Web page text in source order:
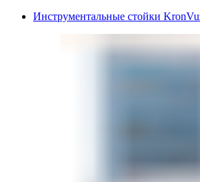
Инструментальные стойки